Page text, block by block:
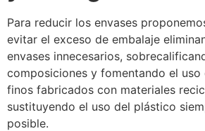
Para reducir los envases
evitar el exceso de embalaje
envases innecesarios,
composiciones y fomentando el
finos fabricados con materiales
sustituyendo el uso del plástico
posible.